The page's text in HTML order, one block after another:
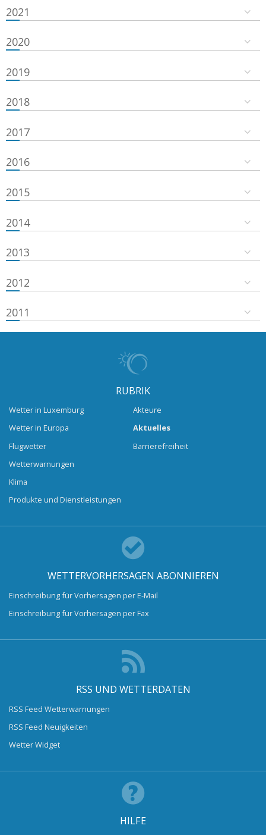
2021
2020
2019
2018
2017
2016
2015
2014
2013
2012
2011
RUBRIK
Wetter in Luxemburg
Wetter in Europa
Flugwetter
Wetterwarnungen
Klima
Produkte und Dienstleistungen
Akteure
Aktuelles
Barrierefreiheit
WETTERVORHERSAGEN ABONNIEREN
Einschreibung für Vorhersagen per E-Mail
Einschreibung für Vorhersagen per Fax
RSS UND WETTERDATEN
RSS Feed Wetterwarnungen
RSS Feed Neuigkeiten
Wetter Widget
HILFE